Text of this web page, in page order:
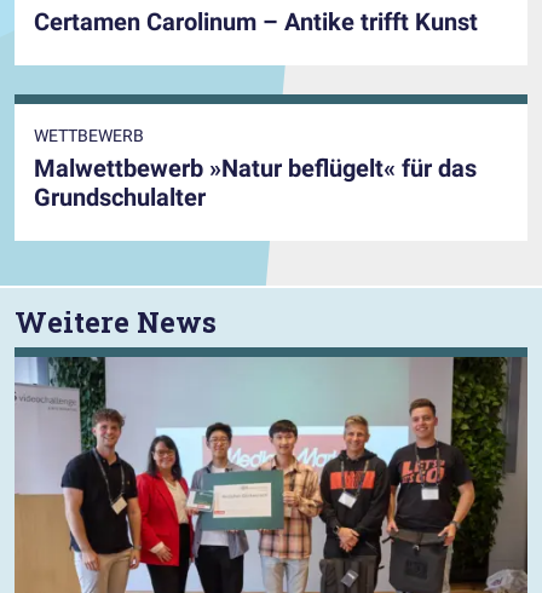
Certamen Carolinum – Antike trifft Kunst
WETTBEWERB
Malwettbewerb »Natur beflügelt« für das
Grundschulalter
Weitere News